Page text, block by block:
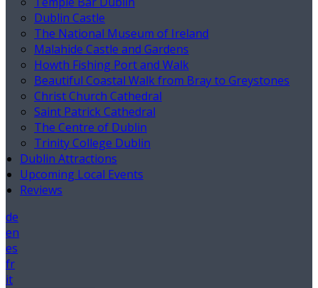
Dublin Castle
The National Museum of Ireland
Malahide Castle and Gardens
Howth Fishing Port and Walk
Beautiful Coastal Walk from Bray to Greystones
Christ Church Cathedral
Saint Patrick Cathedral
The Centre of Dublin
Trinity College Dublin
Dublin Attractions
Upcoming Local Events
Reviews
de
en
es
fr
it